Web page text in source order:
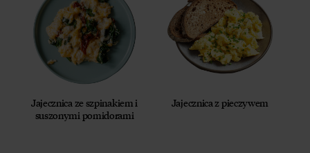
Jajecznica ze szpinakiem i
suszonymi pomidorami
Jajecznica z pieczywem